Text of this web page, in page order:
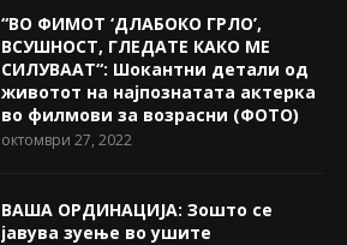
“ВО ФИМОТ ‘ДЛАБОКО ГРЛО’,
ВСУШНОСТ, ГЛЕДАТЕ КАКО МЕ
СИЛУВААТ“: Шокантни детали од
животот на најпознатата актерка
во филмови за возрасни (ФОТО)
октомври 27, 2022
ВАША ОРДИНАЦИЈА: Зошто се
јавува зуење во ушите